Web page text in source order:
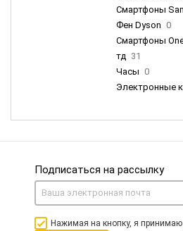
Смартфоны
Фен Dyson 0
Смартфоны
тд 31
Часы 0
Электронные
Подписаться на рассылку
Нажимая на кнопку, я